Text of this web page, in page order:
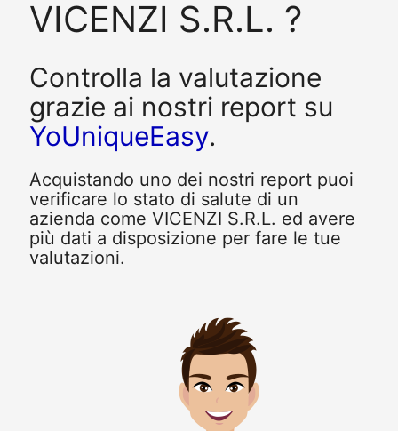
VICENZI S.R.L. ?
Controlla la valutazione
grazie ai nostri report su
YoUniqueEasy.
Acquistando uno dei nostri report puoi
verificare lo stato di salute di un
azienda come VICENZI S.R.L. ed avere
più dati a disposizione per fare le tue
valutazioni.